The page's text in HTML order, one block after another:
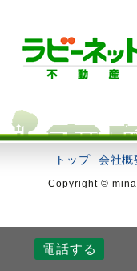
トップ 会社概
Copyright ©
電話する